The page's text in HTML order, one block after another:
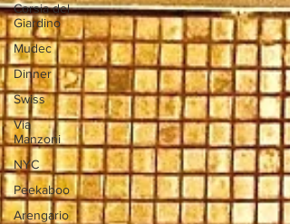
Corsia del
Giardino
Mudec
Dinner
Swiss
Via
Manzoni
NYC
Peekaboo
Arengario